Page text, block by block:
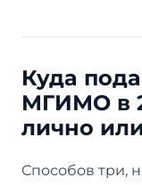
Куда
МГИМО в
лично
Способов три,